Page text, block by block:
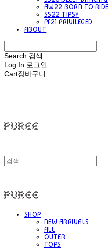
AW22 BORN TO RIDE
SS22 TIPSY
PF21 PRIVILEGED
ABOUT
Search 검색
Log In 로그인
Cart장바구니
SHOP
NEW ARRIVALS
ALL
OUTER
TOPS